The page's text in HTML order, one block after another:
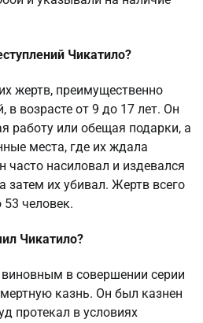
Чикатило?
жертв, преимущественно
возрасте от 9 до 17 лет. Он
работу или обещая подарки, а
места, где их ждала
часто насиловал и издевался
затем их убивал. Жертв всего
человек.
Чикатило?
в совершении серии
казнь. Он был казнен
протекал в условиях